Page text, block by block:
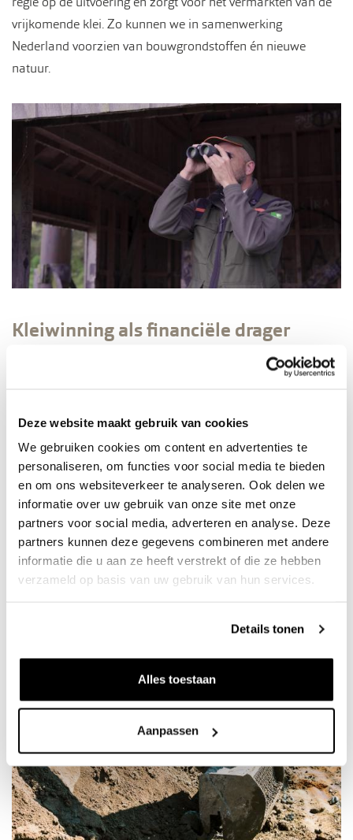
Deze website maakt gebruik van cookies
We gebruiken cookies om content en advertenties te
personaliseren, om functies voor social media te bieden
en om ons websiteverkeer te analyseren. Ook delen we
informatie over uw gebruik van onze site met onze
partners voor social media, adverteren en analyse. Deze
partners kunnen deze gegevens combineren met andere
informatie die u aan ze heeft verstrekt of die ze hebben
verzameld op basis van uw gebruik van hun services.
Details tonen
Alles toestaan
Aanpassen
vrijkomende klei. Zo kunnen we in samenwerking
Nederland voorzien van bouwgrondstoffen én nieuwe
natuur.
Kleiwinning als financiële drager
De winning van klei vormt de (financiële) drager van het
grondstof voorzien. De vrijkomende klei wordt per
vrachtwagen afgevoerd naar steenfabrieken, waar er
bakstenen en dakpannen van worden gemaakt.